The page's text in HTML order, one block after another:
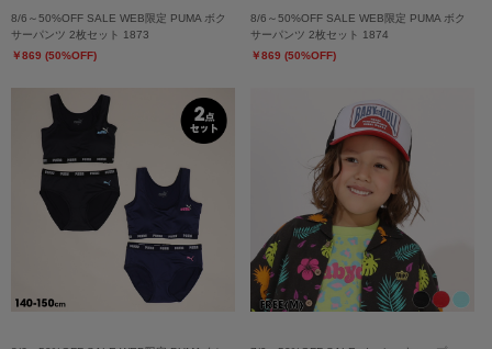
8/6～50%OFF SALE WEB限定 PUMA ボク
サーパンツ 2枚セット 1873
￥869 (50%OFF)
8/6～50%OFF SALE WEB限定 PUMA ボク
サーパンツ 2枚セット 1874
￥869 (50%OFF)